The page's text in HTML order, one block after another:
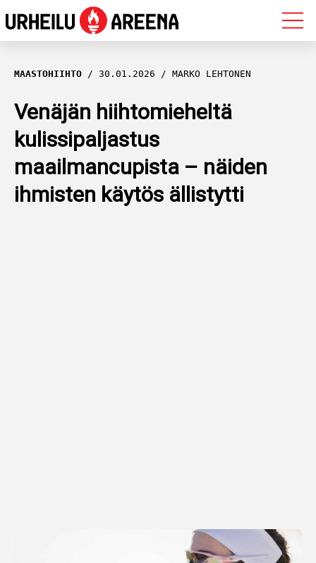
OLYMPIALAISET
MAASTOHIIHTO
AMPUMAHIIHTO
YLEISURHEILU
MAASTOHIIHTO 30.01.2026 MARKO LEHTONEN
Venäjän hiihtomieheltä
kulissipaljastus
maailmancupista – näiden
ihmisten käytös ällistytti